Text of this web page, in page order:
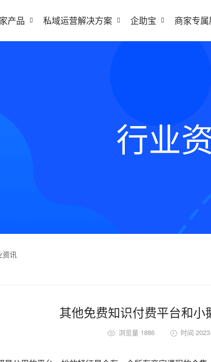
产品 私域运营解决方案 企助宝 商家专
行业
资讯
其他免费知识付费平台和小
浏览量 1886 时间